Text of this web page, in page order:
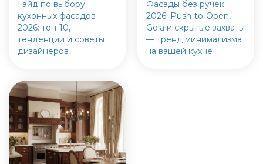
Гайд по выбору
кухонных фасадов
2026: топ-10,
тенденции и советы
дизайнеров
Фасады без ручек
2026: Push-to-Open,
Gola и скрытые захваты
— тренд минимализма
на вашей кухне